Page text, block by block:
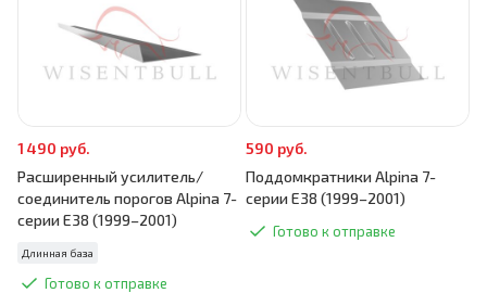
1 490 руб.
Расширенный усилитель/
соединитель порогов Alpina 7-
серии E38 (1999–2001)
Длинная база
Готово к отправке
590 руб.
Поддомкратники Alpina 7-
серии E38 (1999–2001)
Готово к отправке